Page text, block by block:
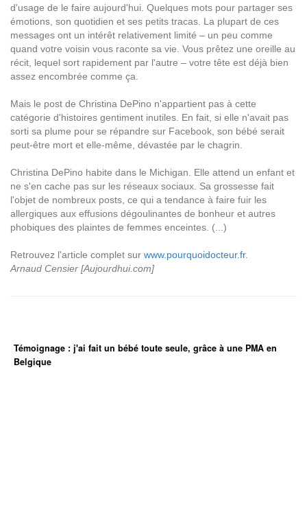
d'usage de le faire aujourd'hui. Quelques mots pour partager ses
émotions, son quotidien et ses petits tracas. La plupart de ces
messages ont un intérêt relativement limité – un peu comme
quand votre voisin vous raconte sa vie. Vous prêtez une oreille au
récit, lequel sort rapidement par l'autre – votre tête est déjà bien
assez encombrée comme ça.
Mais le post de Christina DePino n'appartient pas à cette
catégorie d'histoires gentiment inutiles. En fait, si elle n'avait pas
sorti sa plume pour se répandre sur Facebook, son bébé serait
peut-être mort et elle-même, dévastée par le chagrin.
Christina DePino habite dans le Michigan. Elle attend un enfant et
ne s'en cache pas sur les réseaux sociaux. Sa grossesse fait
l'objet de nombreux posts, ce qui a tendance à faire fuir les
allergiques aux effusions dégoulinantes de bonheur et autres
phobiques des plaintes de femmes enceintes. (...)
Retrouvez l'article complet sur www.pourquoidocteur.fr.
Arnaud Censier [Aujourdhui.com]
Témoignage : j'ai fait un bébé toute seule, grâce à une PMA en
Belgique